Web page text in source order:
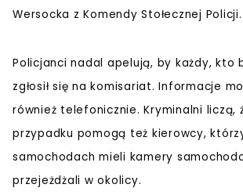
Wersocka z Komendy Stołecznej Policji.
Policjanci nadal apelują, by każdy, kto
zgłosił się na komisariat. Informacje
również telefonicznie. Kryminalni liczą,
przypadku pomogą też kierowcy,
samochodach mieli kamery
przejeżdżali w okolicy.